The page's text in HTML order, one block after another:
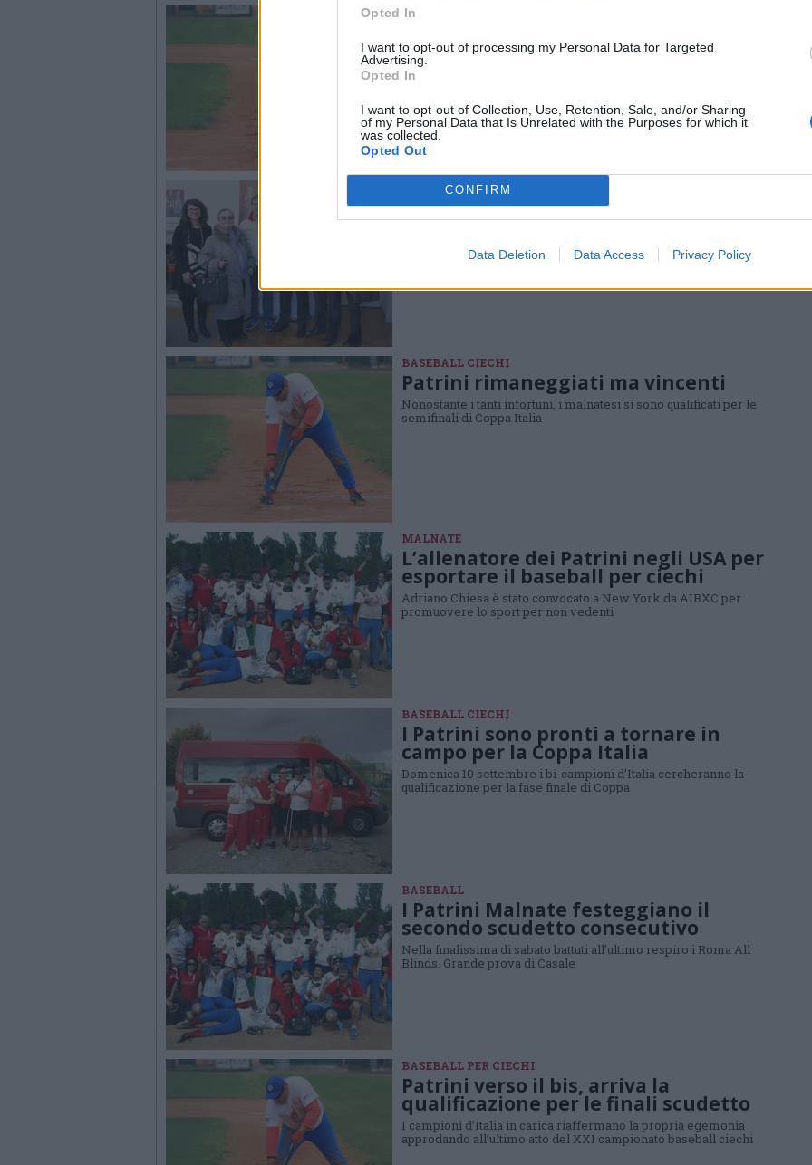
Opted In
I want to opt-out of processing my Personal Data for Targeted
Advertising.
Opted In
I want to opt-out of Collection, Use, Retention, Sale, and/or Sharing
of my Personal Data that Is Unrelated with the Purposes for which it
was collected.
Opted Out
CONFIRM
Data Deletion Data Access Privacy Policy
BASEBALL PER CIECHI
Donai”
A causa delle previsioni meteo, il quadrangolare malnatese è
stato rinviato
BASEBALL PER CIECHI
A Malnate il 1° Trofeo “Guglielmo
Donai”
Sabato 17 marzo al “Gurian Field” il quadrangolare ospitato da “I
BASEBALL CIECHI
Patrini rimaneggiati ma vincenti
Nonostante i tanti infortuni, i malnatesi si sono qualificati per le
semifinali di Coppa Italia
MALNATE
L’allenatore dei Patrini negli USA per
esportare il baseball per ciechi
Adriano Chiesa è stato convocato a New York da AIBXC per
promuovere lo sport per non vedenti
BASEBALL CIECHI
I Patrini sono pronti a tornare in
campo per la Coppa Italia
Domenica 10 settembre i bi-campioni d’Italia cercheranno la
qualificazione per la fase finale di Coppa
BASEBALL
I Patrini Malnate festeggiano il
secondo scudetto consecutivo
Nella finalissima di sabato battuti all’ultimo respiro i Roma All
Blinds. Grande prova di Casale
BASEBALL PER CIECHI
Patrini verso il bis, arriva la
qualificazione per le finali scudetto
I campioni d’Italia in carica riaffermano la propria egemonia
approdando all’ultimo atto del XXI campionato baseball ciechi